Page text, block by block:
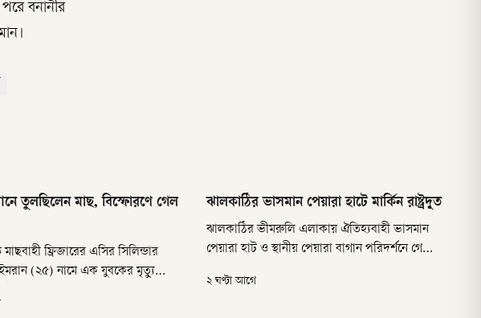
বনানীর
তুলছিলেন মাছ, বিস্ফোরণে গেল
ফ্রিজারের এসির সিলিন্ডার
ইমরান (২৫) নামে এক যুবকের মৃত্যু
আগস্ট) রাত সাড়ে ১০টার দিকে গাবতলীর
ঝালকাঠির ভাসমান পেয়ারা হাটে মার্কিন রাষ্ট্রদূত
ঝালকাঠির ভীমরুলি এলাকায় ঐতিহ্যবাহী ভাসমান
পেয়ারা হাট ও স্থানীয় পেয়ারা বাগান পরিদর্শনে গেছেন
রোববার সকাল ৯টার দিকে ভীমরুলিতে পৌঁছান
২ ঘণ্টা আগে